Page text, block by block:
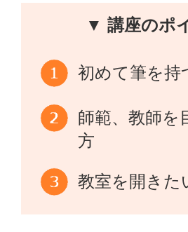
▼ 講座のポ
初めて筆を持
師範、教師を
方
教室を開きた